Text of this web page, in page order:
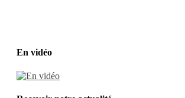
En vidéo